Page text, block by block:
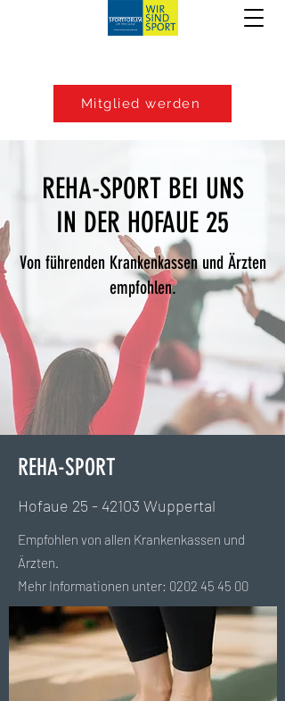
Mitglied werden
REHA-SPORT BEI UNS
IN DER HOFAUE 25
Von führenden Krankenkassen und Ärzten
empfohlen.
REHA-SPORT
Hofaue 25 - 42103 Wuppertal
Empfohlen von allen Krankenkassen und
Ärzten.
Mehr Informationen unter: 0202 45 45 00